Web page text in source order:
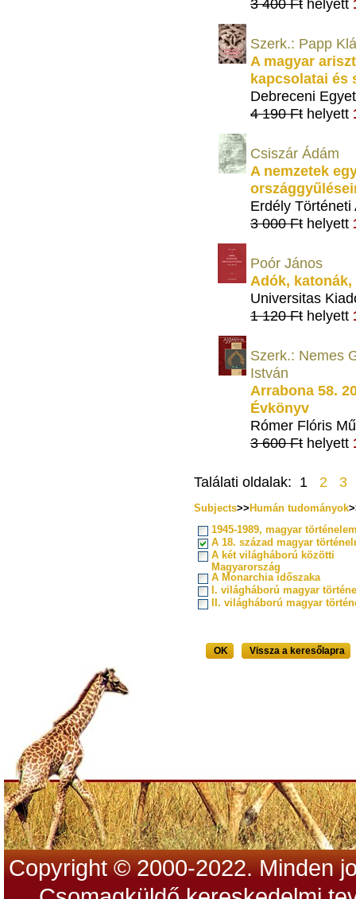
3 400 Ft helyett
Szerk.: Papp
A magyar
kapcsolatai és
Debreceni
4 190 Ft helyett
Csiszár Ádám
A nemzetek
Erdély
3 000 Ft helyett
Poór János
Adók, katonák,
Universitas
1 120 Ft helyett
Szerk.: Nemes
István
Arrabona 58.
Évkönyv
Rómer Flóris
3 600 Ft helyett
Találati oldalak: 1 2 3
Subjects>> Humán tudományok
1945-1989, magyar
A 18. század magyar
A két világháború közötti
Magyarország
A Monarchia időszaka
I. világháború magyar
II. világháború magyar
OK Vissza a keresőlapra
Copyright © 2000-2022. Minden